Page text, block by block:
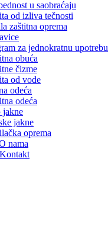
u saobraćaju
od izliva tečnosti
zaštitna oprema
za jednokratnu upotrebu
obuća
čizme
od vode
odeća
odeća
jakne
jakne
oprema
nama
Kontakt